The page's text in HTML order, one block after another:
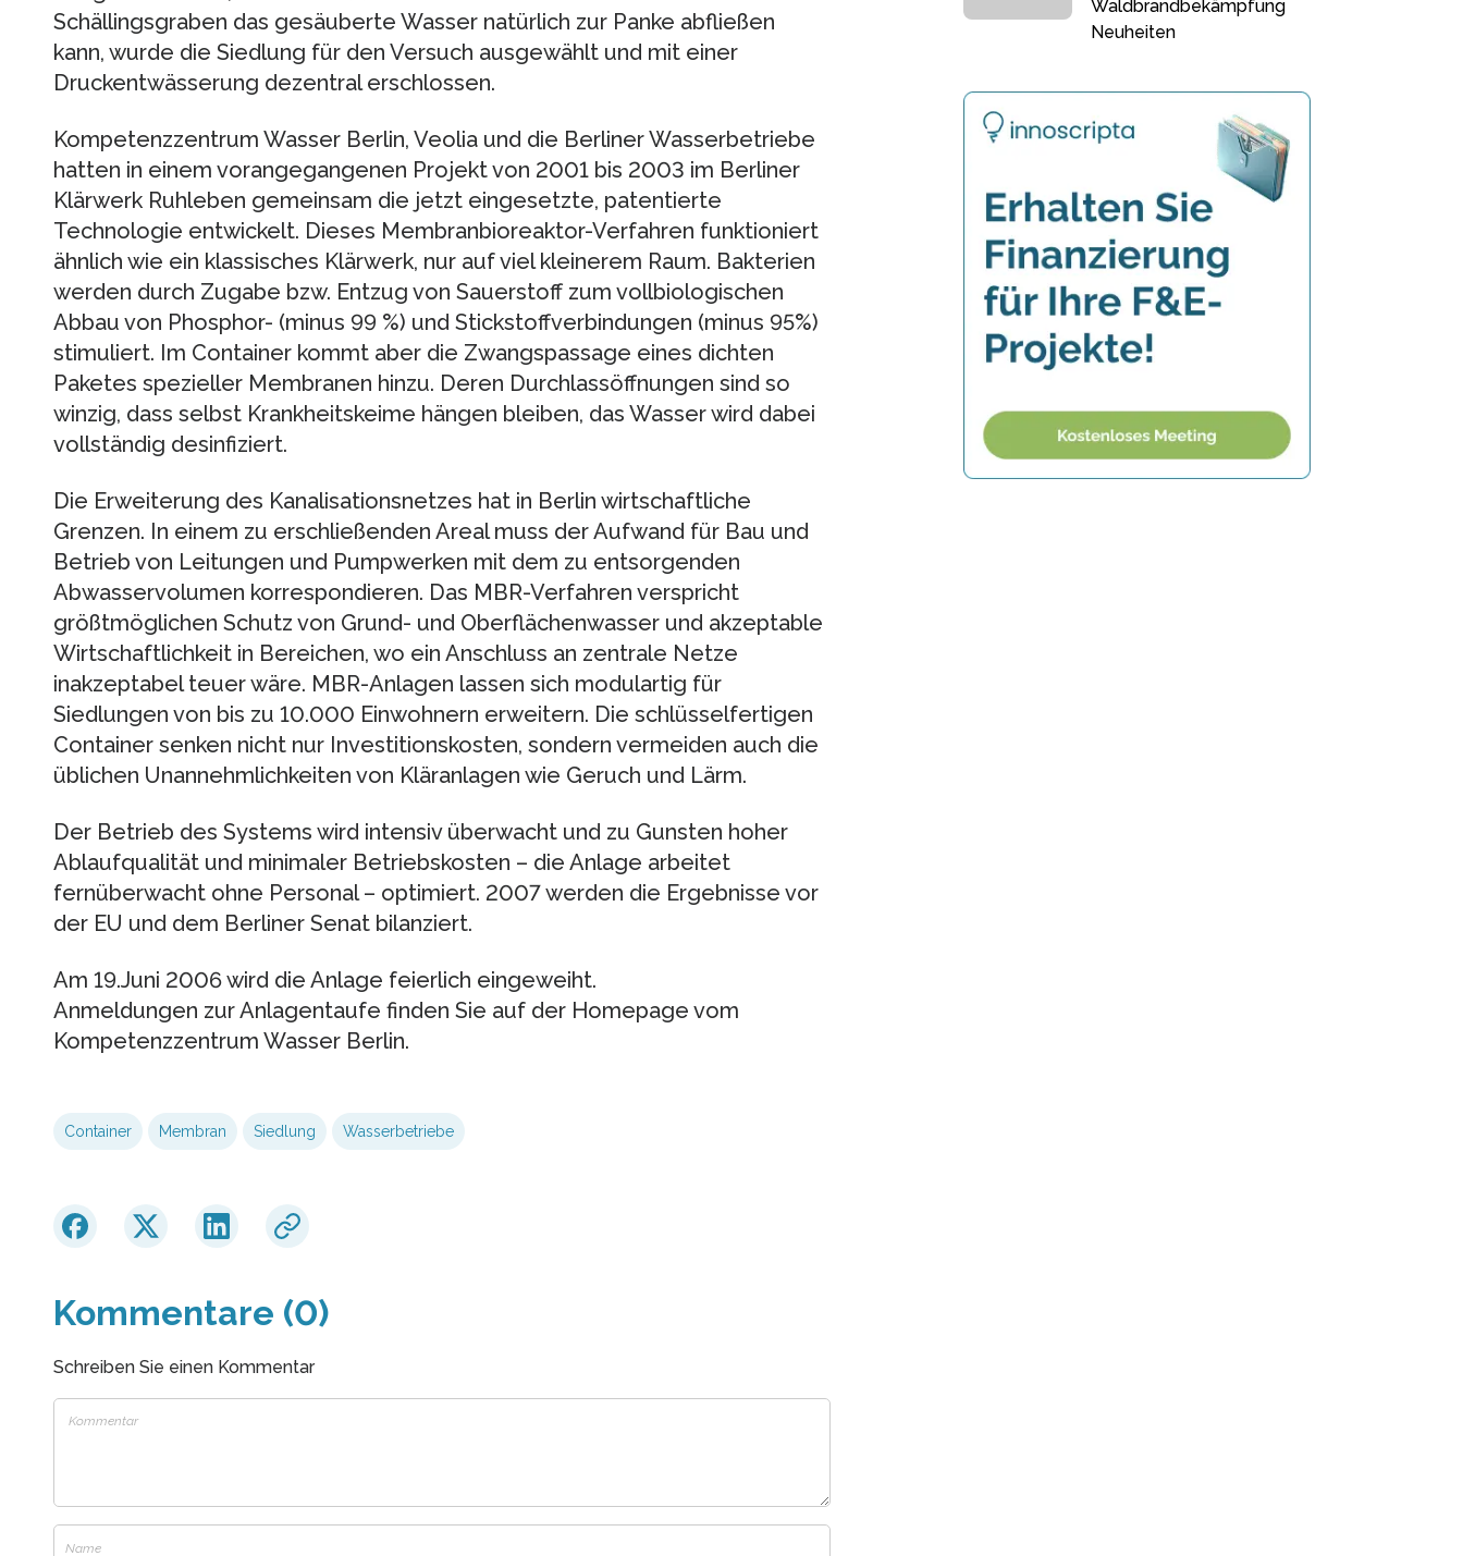
Schällingsgraben das gesäuberte Wasser natürlich zur Panke abfließen
kann, wurde die Siedlung für den Versuch ausgewählt und mit einer
Druckentwässerung dezentral erschlossen.
Kompetenzzentrum Wasser Berlin, Veolia und die Berliner Wasserbetriebe
hatten in einem vorangegangenen Projekt von 2001 bis 2003 im Berliner
Klärwerk Ruhleben gemeinsam die jetzt eingesetzte, patentierte
Technologie entwickelt. Dieses Membranbioreaktor-Verfahren funktioniert
ähnlich wie ein klassisches Klärwerk, nur auf viel kleinerem Raum. Bakterien
werden durch Zugabe bzw. Entzug von Sauerstoff zum vollbiologischen
Abbau von Phosphor- (minus 99 %) und Stickstoffverbindungen (minus 95%)
stimuliert. Im Container kommt aber die Zwangspassage eines dichten
Paketes spezieller Membranen hinzu. Deren Durchlassöffnungen sind so
winzig, dass selbst Krankheitskeime hängen bleiben, das Wasser wird dabei
vollständig desinfiziert.
Die Erweiterung des Kanalisationsnetzes hat in Berlin wirtschaftliche
Grenzen. In einem zu erschließenden Areal muss der Aufwand für Bau und
Betrieb von Leitungen und Pumpwerken mit dem zu entsorgenden
Abwasservolumen korrespondieren. Das MBR-Verfahren verspricht
größtmöglichen Schutz von Grund- und Oberflächenwasser und akzeptable
Wirtschaftlichkeit in Bereichen, wo ein Anschluss an zentrale Netze
inakzeptabel teuer wäre. MBR-Anlagen lassen sich modulartig für
Siedlungen von bis zu 10.000 Einwohnern erweitern. Die schlüsselfertigen
Container senken nicht nur Investitionskosten, sondern vermeiden auch die
üblichen Unannehmlichkeiten von Kläranlagen wie Geruch und Lärm.
Der Betrieb des Systems wird intensiv überwacht und zu Gunsten hoher
Ablaufqualität und minimaler Betriebskosten – die Anlage arbeitet
fernüberwacht ohne Personal – optimiert. 2007 werden die Ergebnisse vor
der EU und dem Berliner Senat bilanziert.
Am 19.Juni 2006 wird die Anlage feierlich eingeweiht.
Anmeldungen zur Anlagentaufe finden Sie auf der Homepage vom
Kompetenzzentrum Wasser Berlin.
Container Membran Siedlung Wasserbetriebe
Kommentare (0)
Schreiben Sie einen Kommentar
Waldbrandbekämpfung
Neuheiten